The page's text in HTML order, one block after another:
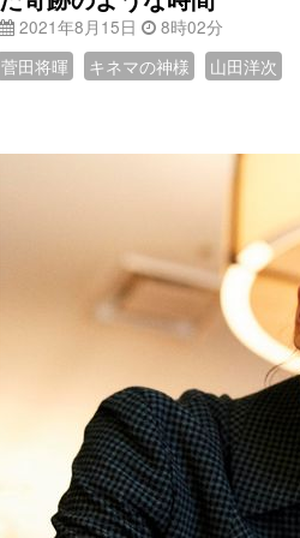
2021年8月15日
8時02分
菅田将暉
キネマの神様 山田洋次